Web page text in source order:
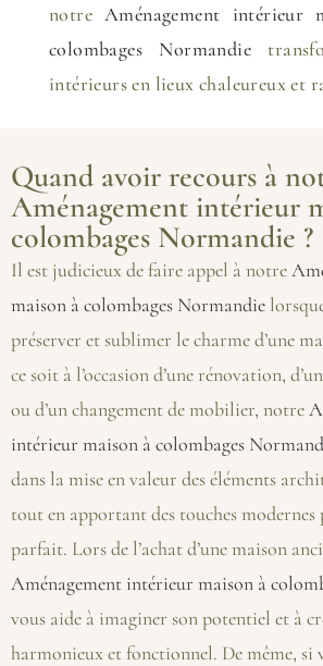
notreAménagement intérieur
colombages Normandie
intérieurs en lieux chaleureux et
Quand avoir recours à
Aménagement intérieur
colombages Normandie ?
Il est judicieux de faire appel à notre
maison à colombages Normandie
préserver et sublimer le charme d’une
ce soit à l’occasion d’une rénovation,
ou d’un changement de mobilier, notre
intérieur maison à colombages
dans la mise en valeur des éléments
tout en apportant des touches
parfait. Lors de l’achat d’une maison
Aménagement intérieur maison à
vous aide à imaginer son potentiel et à
harmonieux et fonctionnel. De même, si